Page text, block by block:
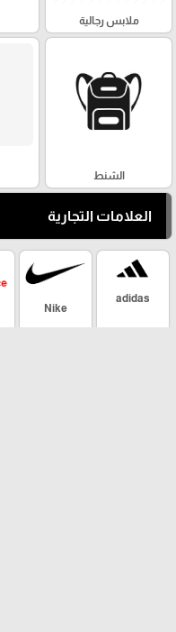
ملابس رجالية
الشنط
العلامات التجارية
adidas
Nike